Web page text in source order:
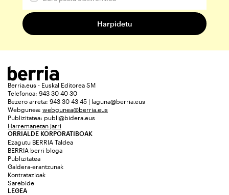
Berria.eus - Euskal Editorea SM
Telefonoa: 943 30 40 30
Bezero arreta: 943 30 43 45 | laguna@berria.eus
Webgunea: webgunea@berria.eus
Publizitatea: publi@bidera.eus
Harremanetan jarri
ORRIALDE KORPORATIBOAK
Ezagutu BERRIA Taldea
BERRIA berri bloga
Publizitatea
Galdera-erantzunak
Kontratazioak
Sarebide
LEGEA